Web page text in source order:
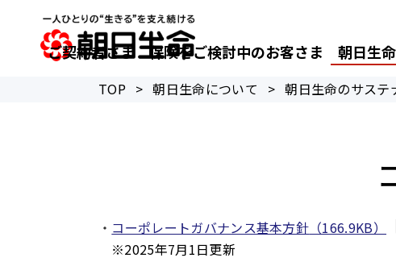
ご契約者さま
保険をご検討中のお客さま 朝日生
TOP > 朝日生命について > 朝日生命のサステ
コーポレートガバナンス基本方針 （166.9KB）
※2025年7月1日更新